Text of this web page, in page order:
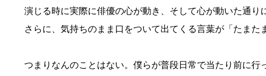
演じる時に実際に俳優の心が動き、そして心が動いた通り
さらに、気持ちのまま口をついて出てくる言葉が「たまた
つまりなんのことはない。僕らが普段日常で当たり前に行